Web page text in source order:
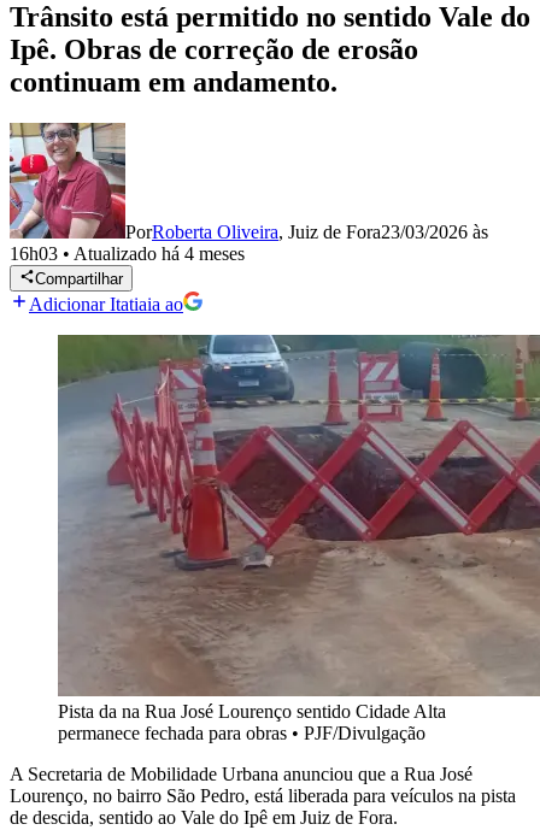
Trânsito está permitido no sentido Vale do
Ipê. Obras de correção de erosão
continuam em andamento.
PorRoberta Oliveira, Juiz de Fora23/03/2026 às
16h03 • Atualizado há 4 meses
Compartilhar
Adicionar Itatiaia ao
Pista da na Rua José Lourenço sentido Cidade Alta
permanece fechada para obras • PJF/Divulgação
A Secretaria de Mobilidade Urbana anunciou que a Rua José
Lourenço, no bairro São Pedro, está liberada para veículos na pista
de descida, sentido ao Vale do Ipê em Juiz de Fora.